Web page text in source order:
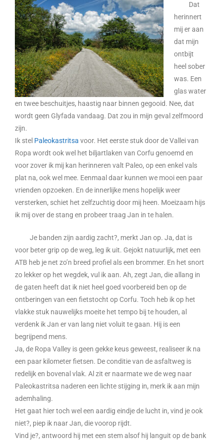
Dat
herinnert
mij er aan
dat mijn
ontbijt
heel sober
was. Een
glas water
en twee beschuitjes, haastig naar binnen gegooid. Nee, dat
wordt geen Glyfada vandaag. Dat zou in mijn geval zelfmoord
zijn.
Ik stel Paleokastritsa voor. Het eerste stuk door de Vallei van
Ropa wordt ook wel het biljartlaken van Corfu genoemd en
voor zover ik mij kan herinneren valt Paleo, op een enkel vals
plat na, ook wel mee. Eenmaal daar kunnen we mooi een paar
vrienden opzoeken. En de innerlijke mens hopelijk weer
versterken, schiet het zelfzuchtig door mij heen. Moeizaam hijs
ik mij over de stang en probeer traag Jan in te halen.
Je banden zijn aardig zacht?, merkt Jan op. Ja, dat is
voor beter grip op de weg, leg ik uit. Gejokt natuurlijk, met een
ATB heb je net zo’n breed profiel als een brommer. En het snort
zo lekker op het wegdek, vul ik aan. Ah, zegt Jan, die allang in
de gaten heeft dat ik niet heel goed voorbereid ben op de
ontberingen van een fietstocht op Corfu. Toch heb ik op het
vlakke stuk nauwelijks moeite het tempo bij te houden, al
verdenk ik Jan er van lang niet voluit te gaan. Hij is een
begrijpend mens.
Ja, de Ropa Valley is geen gekke keus geweest, realiseer ik na
een paar kilometer fietsen. De conditie van de asfaltweg is
redelijk en bovenal vlak. Al zit er naarmate we de weg naar
Paleokastritsa naderen een lichte stijging in, merk ik aan mijn
ademhaling.
Het gaat hier toch wel een aardig eindje de lucht in, vind je ook
niet?, piep ik naar Jan, die voorop rijdt.
Vind je?, antwoord hij met een stem alsof hij languit op de bank